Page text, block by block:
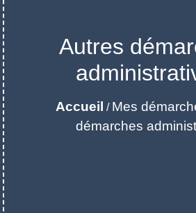
Autres
Accueil / Mes
démarches